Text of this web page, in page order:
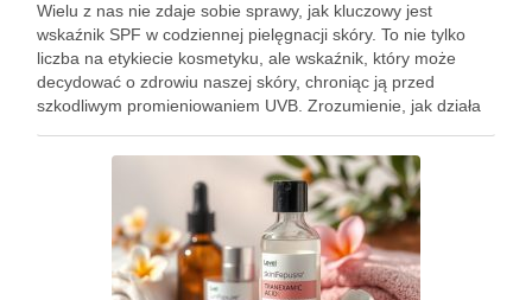
Wielu z nas nie zdaje sobie sprawy, jak kluczowy jest
wskaźnik SPF w codziennej pielęgnacji skóry. To nie tylko
liczba na etykiecie kosmetyku, ale wskaźnik, który może
decydować o zdrowiu naszej skóry, chroniąc ją przed
szkodliwym promieniowaniem UVB. Zrozumienie, jak działa